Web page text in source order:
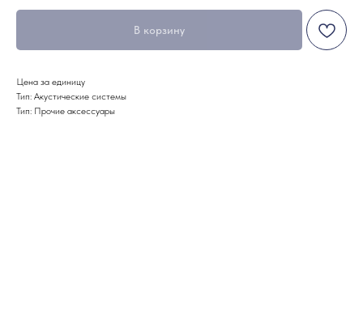
В корзину
Цена за единицу
Тип: Акустические системы
Тип: Прочие аксессуары